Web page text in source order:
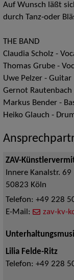
Auf Wunsch läßt
durch Tanz-oder
THE BAND
Claudia Scholz -
Thomas Grube -
Uwe Pelzer - Guitar
Gernot
Markus Bender -
Heiko Glauch -
ZAV-
Innere Kanalstr. 69
50823 Köln
Telefon: +49 228
E-Mail:
zav-kv-
Lilia Felde-Ritz
Telefon: +49 228